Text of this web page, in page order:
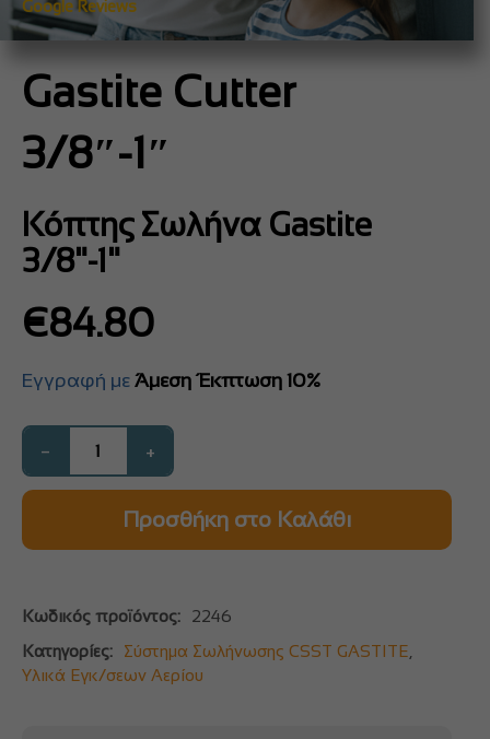
Google Reviews
Gastite Cutter
3/8″-1″
Κόπτης Σωλήνα Gastite
3/8"-1"
€84.80
Εγγραφή με Άμεση Έκπτωση 10%
− +
Προσθήκη στο Καλάθι
Κωδικός προϊόντος:
2246
Κατηγορίες:
Σύστημα Σωλήνωσης CSST GASTITE
Υλικά Εγκ/σεων Αερίου